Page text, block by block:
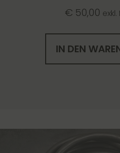
€ 50,00 exkl.
IN DEN